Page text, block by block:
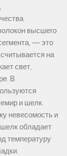
высшего
— это
на
свет,
В
и шелк.
невесомость и
обладает
температуру